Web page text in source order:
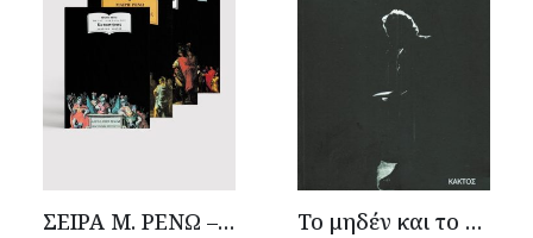
ΣΕΙΡΑ Μ. ΡΕΝΩ – Μ. Αλέξανδρος (4 τόμοι) Το μηδέν και το άπειρο